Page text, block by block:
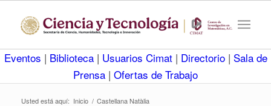
Eventos | Biblioteca | Usuarios Cimat | Directorio | Sala de
Prensa | Ofertas de Trabajo
Usted está aquí: Inicio / Castellana Natàlia